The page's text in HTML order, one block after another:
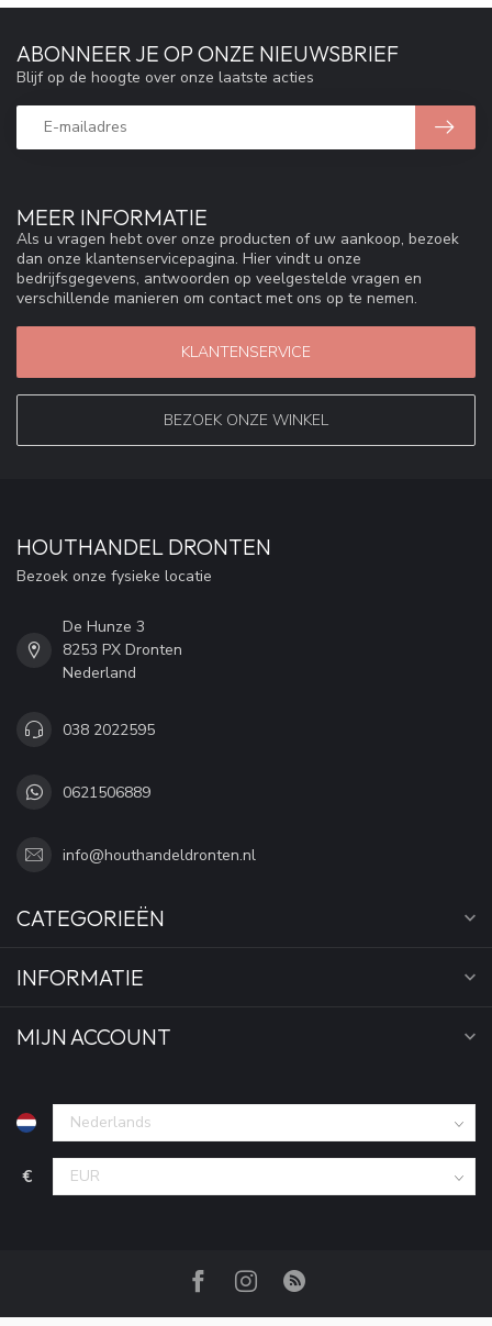
MEER INFORMATIE
Als u vragen hebt over onze producten of uw aankoop, bezoek
dan onze klantenservicepagina. Hier vindt u onze
bedrijfsgegevens, antwoorden op veelgestelde vragen en
verschillende manieren om contact met ons op te nemen.
KLANTENSERVICE
BEZOEK ONZE WINKEL
ABONNEER JE OP ONZE NIEUWSBRIEF
Blijf op de hoogte over onze laatste acties
HOUTHANDEL DRONTEN
Bezoek onze fysieke locatie
De Hunze 3
8253 PX Dronten
Nederland
038 2022595
0621506889
info@houthandeldronten.nl
CATEGORIEËN
INFORMATIE
MIJN ACCOUNT
€